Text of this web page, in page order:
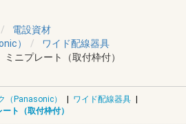
電設資材
）
ワイド配線器具
ミニプレート（取付枠付）
（Panasonic） | ワイド配線器具 |
ート（取付枠付）